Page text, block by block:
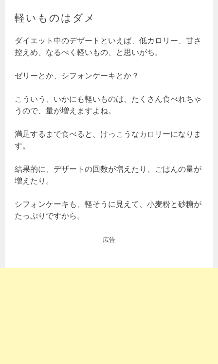
軽いものはダメ
ダイエット中のデザートといえば、低カロリー、甘さ
控えめ、なるべく軽いもの、と思いがち。
ゼリーとか、シフォンケーキとか？
こういう、いかにも軽いものは、たくさん食べれちゃ
うので、量が増えますよね。
満足するまで食べると、けっこうなカロリーになりま
す。
結果的に、デザートの回数が増えたり、ごはんの量が
増えたり。
シフォンケーキも、軽そうに見えて、小麦粉と砂糖が
たっぷりですから。
広告